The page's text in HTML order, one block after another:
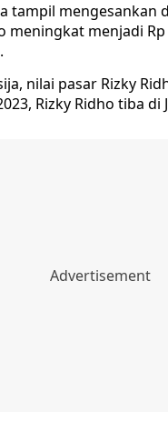
tampil mengesankan
meningkat menjadi
nilai pasar Rizky
Rizky Ridho tiba di